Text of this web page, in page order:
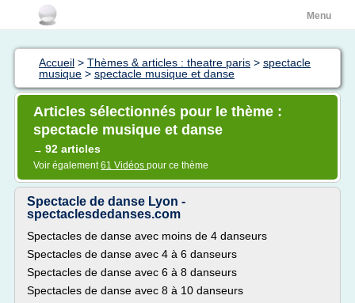
Menu
Accueil > Thèmes & articles : theatre paris > spectacle
musique > spectacle musique et danse
Articles sélectionnés pour le thème :
spectacle musique et danse
→ 92 articles
Voir également61 Vidéos pour ce thème
Spectacle de danse Lyon -
spectaclesdedanses.com
Spectacles de danse avec moins de 4 danseurs
Spectacles de danse avec 4 à 6 danseurs
Spectacles de danse avec 6 à 8 danseurs
Spectacles de danse avec 8 à 10 danseurs